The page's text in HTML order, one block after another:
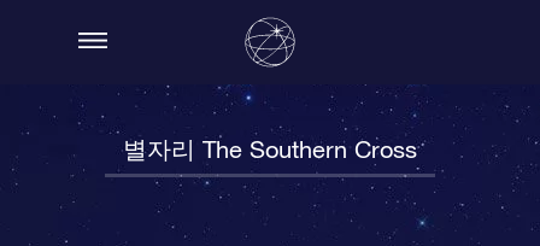
별자리 The Southern Cross